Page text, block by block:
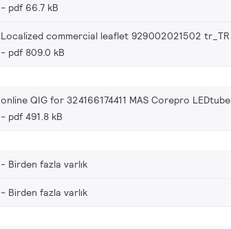
pdf 66.7 kB
Localized commercial leaflet 929002021502 tr_TR
pdf 809.0 kB
online QIG for 324166174411 MAS Corepro LEDtube
pdf 491.8 kB
Birden fazla varlık
Birden fazla varlık